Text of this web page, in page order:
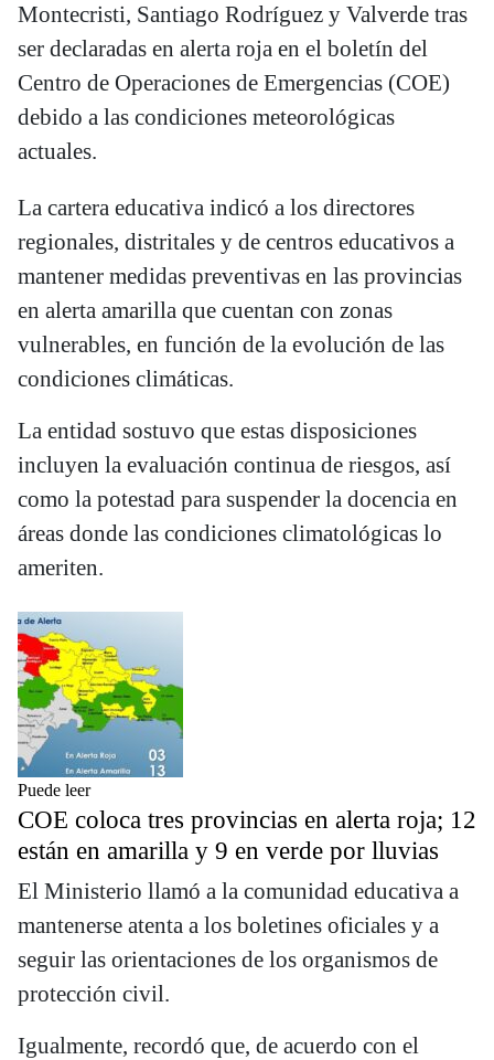
Montecristi, Santiago Rodríguez y Valverde tras
ser declaradas en alerta roja en el boletín del
Centro de Operaciones de Emergencias (COE)
debido a las condiciones meteorológicas
actuales.
La cartera educativa indicó a los directores
regionales, distritales y de centros educativos a
mantener medidas preventivas en las provincias
en alerta amarilla que cuentan con zonas
vulnerables, en función de la evolución de las
condiciones climáticas.
La entidad sostuvo que estas disposiciones
incluyen la evaluación continua de riesgos, así
como la potestad para suspender la docencia en
áreas donde las condiciones climatológicas lo
ameriten.
Puede leer
COE coloca tres provincias en alerta roja; 12
están en amarilla y 9 en verde por lluvias
El Ministerio llamó a la comunidad educativa a
mantenerse atenta a los boletines oficiales y a
seguir las orientaciones de los organismos de
protección civil.
Igualmente, recordó que, de acuerdo con el